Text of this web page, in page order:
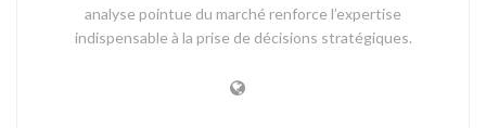
analyse pointue du marché renforce l’expertise
indispensable à la prise de décisions stratégiques.